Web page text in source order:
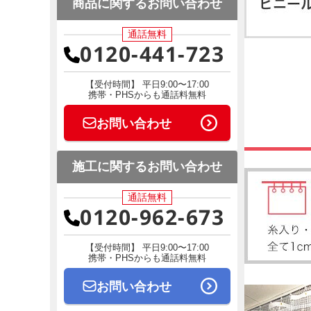
商品に関するお問い合わせ
通話無料
0120-441-723
【受付時間】 平日9:00〜17:00
携帯・PHSからも通話料無料
お問い合わせ
施工に関するお問い合わせ
通話無料
0120-962-673
【受付時間】 平日9:00〜17:00
携帯・PHSからも通話料無料
お問い合わせ